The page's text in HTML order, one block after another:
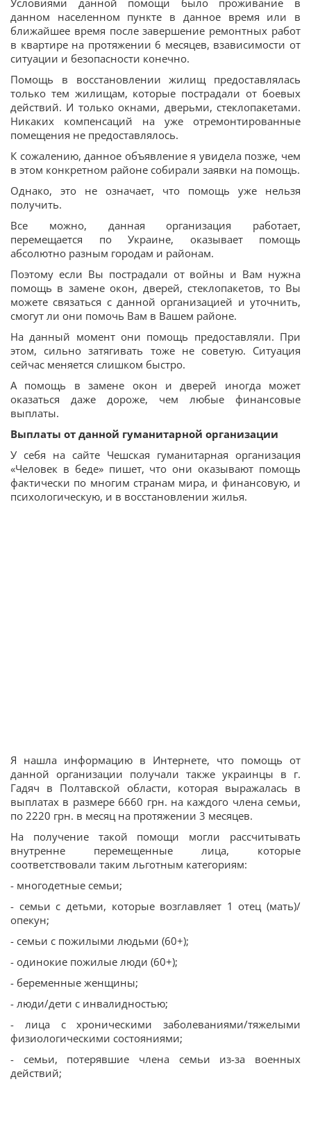
данном населенном пункте в данное время или в
ближайшее время после завершение ремонтных работ
в квартире на протяжении 6 месяцев, взависимости от
ситуации и безопасности конечно.
Помощь в восстановлении жилищ предоставлялась
только тем жилищам, которые пострадали от боевых
действий. И только окнами, дверьми, стеклопакетами.
Никаких компенсаций на уже отремонтированные
помещения не предоставлялось.
К сожалению, данное объявление я увидела позже, чем
в этом конкретном районе собирали заявки на помощь.
Однако, это не означает, что помощь уже нельзя
получить.
Все можно, данная организация работает,
перемещается по Украине, оказывает помощь
абсолютно разным городам и районам.
Поэтому если Вы пострадали от войны и Вам нужна
помощь в замене окон, дверей, стеклопакетов, то Вы
можете связаться с данной организацией и уточнить,
смогут ли они помочь Вам в Вашем районе.
На данный момент они помощь предоставляли. При
этом, сильно затягивать тоже не советую. Ситуация
сейчас меняется слишком быстро.
А помощь в замене окон и дверей иногда может
оказаться даже дороже, чем любые финансовые
выплаты.
Выплаты от данной гуманитарной организации
У себя на сайте Чешская гуманитарная организация
«Человек в беде» пишет, что они оказывают помощь
фактически по многим странам мира, и финансовую, и
психологическую, и в восстановлении жилья.
Я нашла информацию в Интернете, что помощь от
данной организации получали также украинцы в г.
Гадяч в Полтавской области, которая выражалась в
выплатах в размере 6660 грн. на каждого члена семьи,
по 2220 грн. в месяц на протяжении 3 месяцев.
На получение такой помощи могли рассчитывать
внутренне перемещенные лица, которые
соответствовали таким льготным категориям:
- многодетные семьи;
- семьи с детьми, которые возглавляет 1 отец (мать)/
опекун;
- семьи с пожилыми людьми (60+);
- одинокие пожилые люди (60+);
- беременные женщины;
- люди/дети с инвалидностью;
- лица с хроническими заболеваниями/тяжелыми
физиологическими состояниями;
- семьи, потерявшие члена семьи из-за военных
действий;